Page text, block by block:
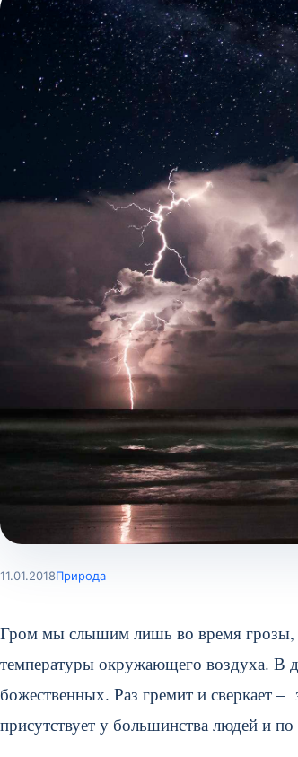
11.01.2018Природа
Гром мы слышим лишь во время грозы,
температуры окружающего воздуха. В
божественных. Раз гремит и сверкает
присутствует у большинства людей и